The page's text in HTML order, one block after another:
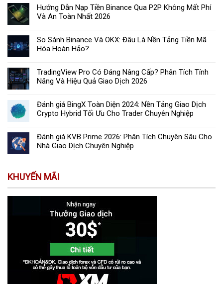
Hướng Dẫn Nạp Tiền Binance Qua P2P Không Mất Phí
Và An Toàn Nhất 2026
So Sánh Binance Và OKX: Đâu Là Nền Tảng Tiền Mã
Hóa Hoàn Hảo?
TradingView Pro Có Đáng Nâng Cấp? Phân Tích Tính
Năng Và Hiệu Quả Giao Dịch 2026
Đánh giá BingX Toàn Diện 2024: Nền Tảng Giao Dịch
Crypto Hybrid Tối Ưu Cho Trader Chuyên Nghiệp
Đánh giá KVB Prime 2026: Phân Tích Chuyên Sâu Cho
Nhà Giao Dịch Chuyên Nghiệp
KHUYẾN MÃI